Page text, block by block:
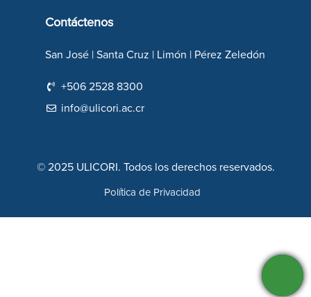
Contáctenos
San José | Santa Cruz | Limón | Pérez Zeledón
+506 2528 8300
info@ulicori.ac.cr
© 2025 ULICORI. Todos los derechos reservados.
Política de Privacidad